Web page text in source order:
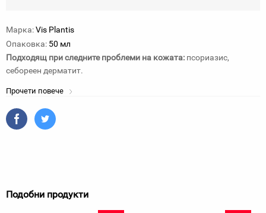
Марка:Vis Plantis
Опаковка: 50 мл
Подходящ при следните проблеми на кожата: псориазис,
себореен дерматит.
Прочети повече
Подобни продукти